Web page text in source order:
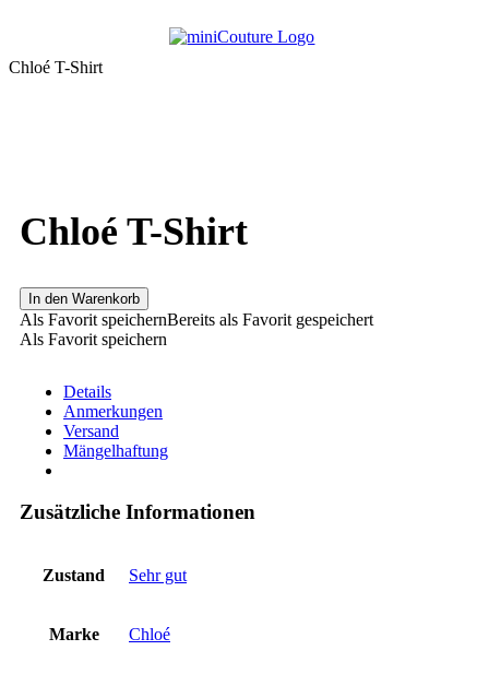
Chloé T-Shirt
Chloé T-Shirt
In den Warenkorb
Als Favorit speichernBereits als Favorit gespeichert
Als Favorit speichern
Details
Anmerkungen
Versand
Mängelhaftung
Zusätzliche Informationen
Zustand Sehr gut
Marke Chloé